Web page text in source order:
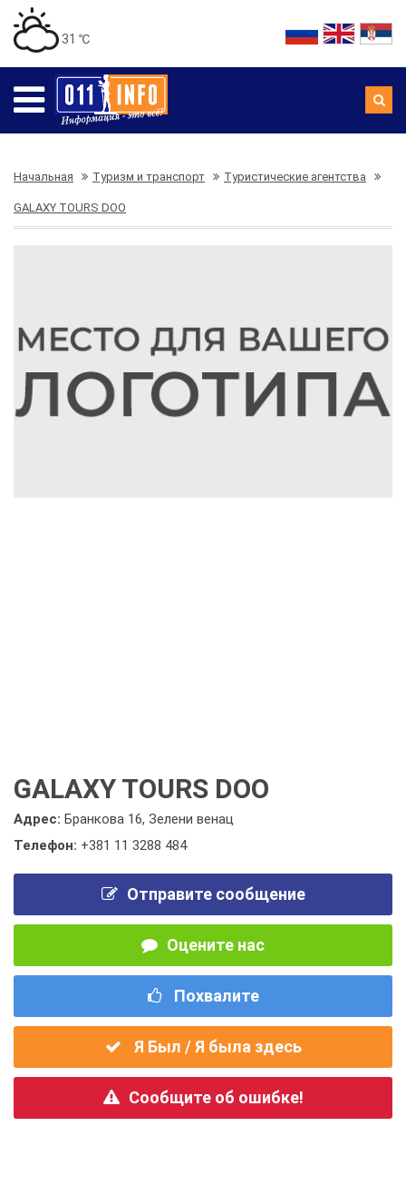
31 ℃
Начальная Туризм и транспорт Туристические агентства
GALAXY TOURS DOO
GALAXY TOURS DOO
Адрес: Бранкова 16, Зелени венац
Телефон: +381 11 3288 484
Отправите сообщение
Оцените нас
Похвалите
Я Был / Я была здесь
Сообщите об ошибке!